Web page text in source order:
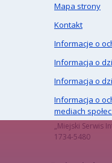
Mapa strony
Kontakt
Informacje o
Informacja o
Informacja o
Informacja o
mediach
„Miejski Serwis
1734-5480